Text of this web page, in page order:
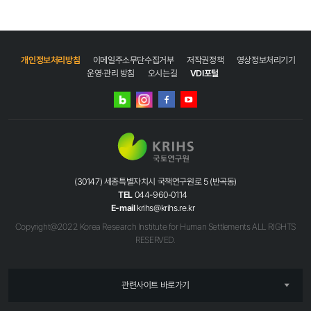
싱가포르(연구개발 부문:1 , 경제부문:2.5) 이탈리아(연구개발 부문:1.5 , 경제부문:2)
네덜란드(연구개발 부문:0.5 , 경제부문:2) 일본(연구개발 부문:2 , 경제부문:)2,2 스웨덴
(연구개발 부문:0.4 , 경제부문:1.5) 스페인(연구개발 부문:1 , 경제부문:1.4) 프랑스(연구개발
부문:0.8 , 경제부문:1.4) 스위스(연구개발 부문:1 , 경제부문:1.4) 아일랜드(연구개발 부문:1 ,
경제부문:1) 자료 : stanford institute for human-centered artificial intelligence.
https://aiindex.stanford.eud/vibrancy(2024년 4월 1일 검색) 참고문헌 김규리. 2022.
글로벌 3대 AI 지수가 본 AI 발전 핵심요소 THE AI REPORT 2022-10.
OXFORD INSIGHTS. HTTPS://OXFORDINSIUGHTS.COM/AI-READINESS/AI-
READINESS-INDEX (2024년 4월 1일 검색) TORTOISE MEDIA.
HTTPS://WWW.TORTOISEMEDIA.COM/INTELLIGENCE/GLOBAL-AI (2024년 4월
1일 검색).
</div> <div class="group"> <div class="title_box"><p>신청방법</p></div> <div
class="cont_box"> <p>신청인은 공공데이터 포털(www.data.go.kr)에서 원하는
공공데이터의 제공여부를 검색·확인하고, 제공하지 않는 경우에 한하여 소관 공공기관의 장
또는 공공데이터 활용지원 센터에 「공공데이터 제공 신청서」를 제출</p> </div> </div>
법령 등에서 정하는 목적을 위하여 생성 또는 취득하여 관리하고 있는 광(光) 또는 전자적
방식으로 처리된 자료 또는 정보 </li> <li>신청대상에서 제외되는 비공개 대상정보(법
정보공개에 관한 법률」 제9조에 따른 비공개 대상정보</li> <li><span>2.
</span>「저작권법」 및 그 밖의 다른 법령에서 보호하고 있는 제3자의 권리가 포함된
것으로 해당 법령에 따른 정당한이용허락을 받지 아니한 정보</li> </ul> </li> </ul>
</div> </div> </div> <h3 class="title1 mt50">담당자 안내</h3> <jsp:include
page="/manager/html/list.es"> <jsp:param name="infoManager"
value="공공데이터제공 실무담당자" /> <jsp:param name="org_cd"
개인정보처리방침 이메일주소무단수집거부 저작권정책
영상정보처리기기
운영·관리 방침
오시는길 VDI포털
네이버
인스타그램
(30147) 세종특별자치시 국책연구원로 5 (반곡동)
TEL 044-960-0114
E-mail krihs@krihs.re.kr
Copyright@2022 Korea Research Institute for Human Settlements ALL RIGHTS
RESERVED.
관련사이트 바로가기